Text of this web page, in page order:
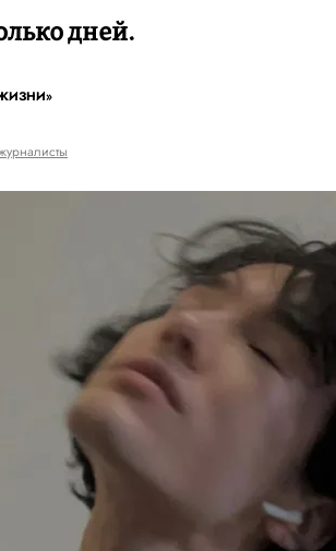
дней.